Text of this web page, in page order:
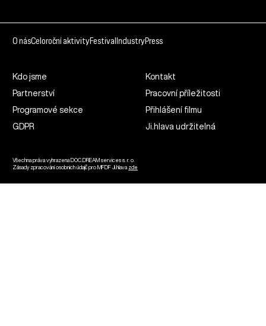
O násCeloroční aktivityFestival IndustryPress
Kdo jsme
Kontakt
Partnerství
Pracovní příležitosti
Programové sekce
Přihlášení filmu
GDPR
Ji.hlava udržitelná
Všechna práva vyhrazena DOC.DREAM services s. r. o.
Zásady zpracování osobních údajů pro MFDF Ji.hlava zde